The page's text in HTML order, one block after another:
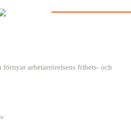
förnyar arbetarrörelsens frihets- och